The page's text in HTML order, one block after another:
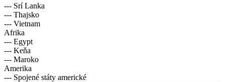
--- Srí Lanka
--- Thajsko
--- Vietnam
Afrika
--- Egypt
--- Keňa
--- Maroko
Amerika
--- Spojené státy americké